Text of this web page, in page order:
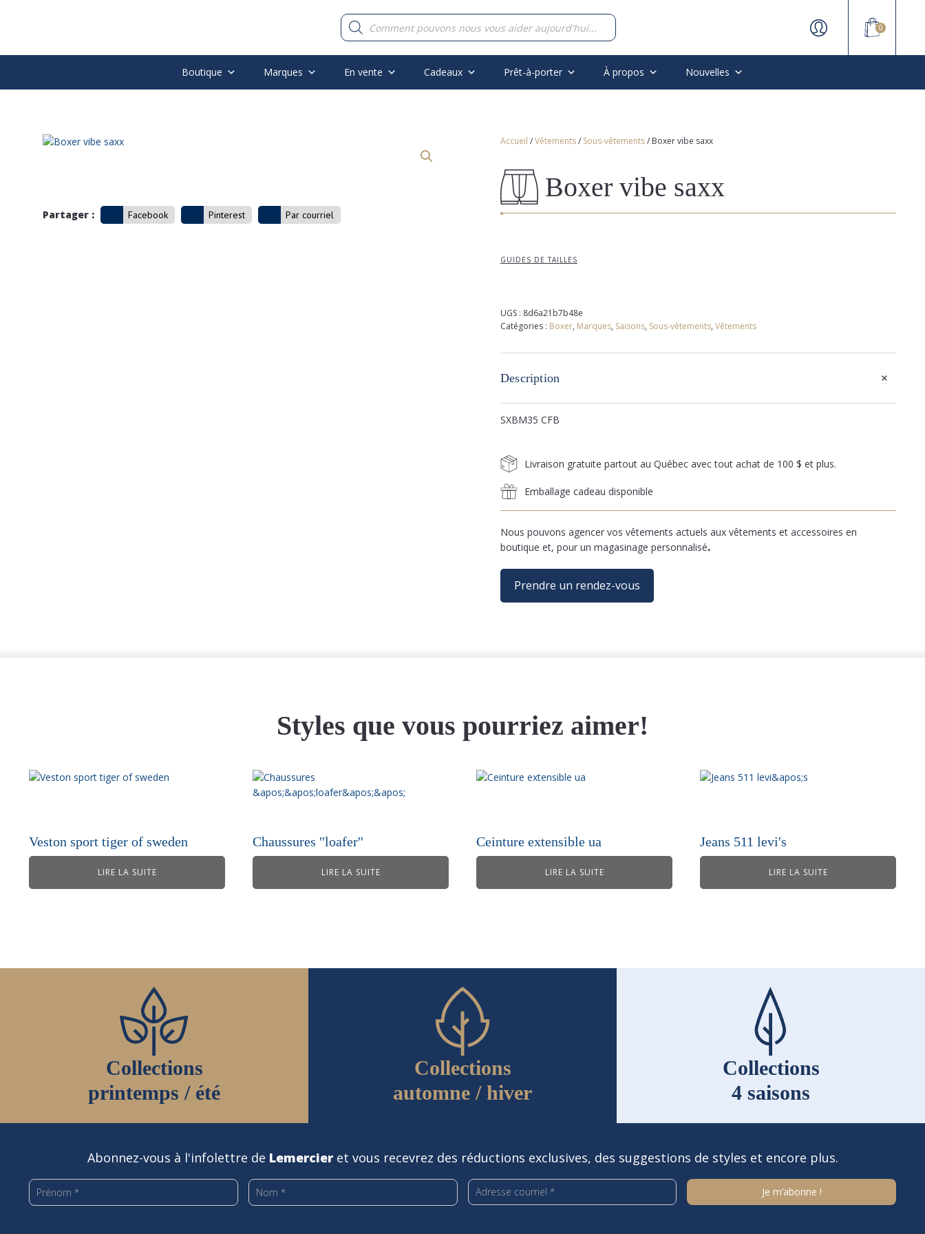
Recherche
de
produits
0
Boutique Marques En vente Cadeaux Prêt-à-porter À propos Nouvelles
Partager : Facebook Pinterest Par courriel
Accueil /Vêtements/ Sous-vêtements/ Boxer vibe saxx
Boxer vibe saxx
GUIDES DE TAILLES
UGS : 8d6a21b7b48e
Catégories : Boxer, Marques, Saisons, Sous-vêtements, Vêtements
Description +
SXBM35 CFB
Livraison gratuite partout au Québec avec tout achat de 100 $ et plus.
Emballage cadeau disponible
Nous pouvons agencer vos vêtements actuels aux vêtements et accessoires en
boutique et, pour un magasinage personnalisé.
Prendre un rendez-vous
Styles que vous pourriez aimer!
Veston sport tiger of sweden
LIRE LA SUITE
Chaussures ''loafer''
LIRE LA SUITE
Ceinture extensible ua
LIRE LA SUITE
Jeans 511 levi's
LIRE LA SUITE
Collections
printemps / été
Collections
automne / hiver
Collections
4 saisons
Abonnez-vous à l'infolettre de Lemercieret vous recevrez des réductions exclusives, des suggestions de styles et encore plus.